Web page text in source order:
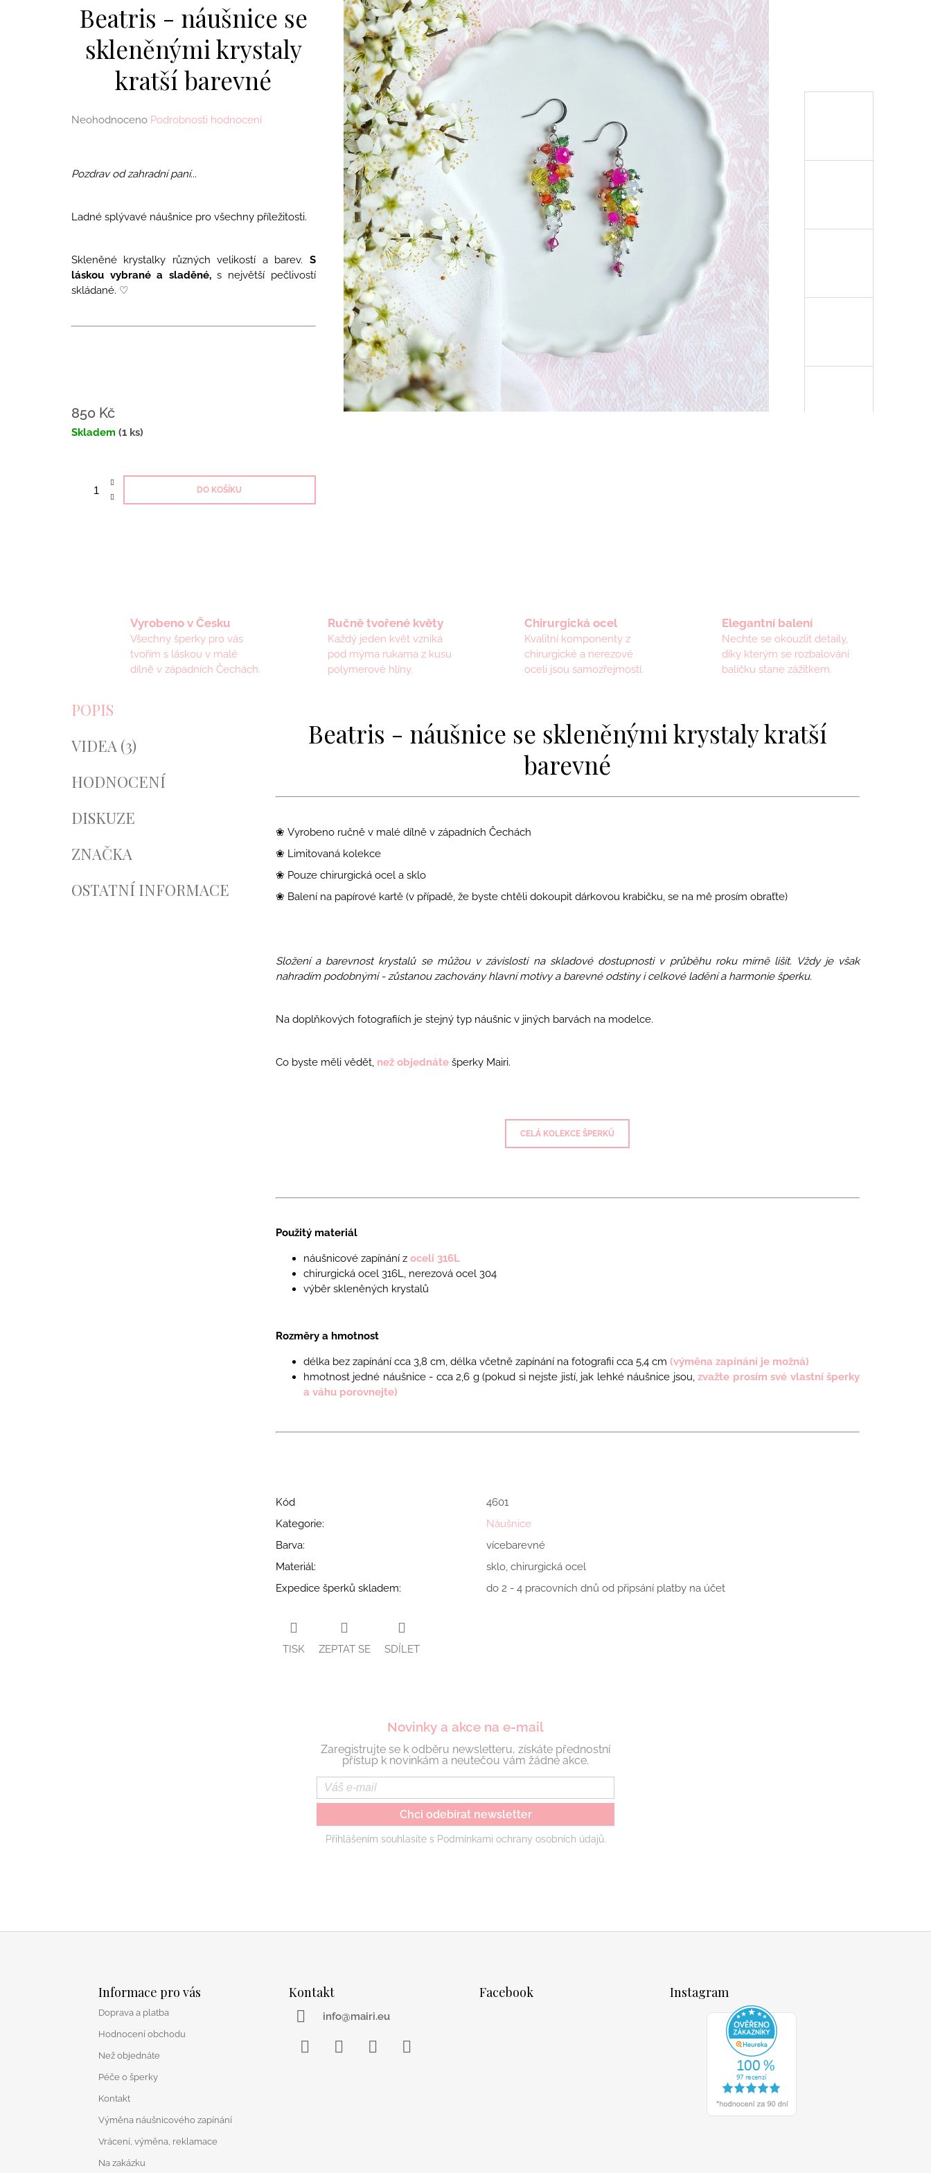
Beatris - náušnice se
skleněnými krystaly
kratší barevné
Průměrné
0,0
5
hvězdiček.
Neohodnoceno Podrobnosti hodnocení
Pozdrav od zahradní paní...
Ladné splývavé náušnice pro všechny příležitosti.
Skleněné krystalky různých velikostí a barev. S
láskou vybrané a sladěné,s největší pečlivostí
skládané. ♡
850 Kč
Měrná
Skladem (1 ks)
DO KOŠÍKU
Vyrobeno v Česku
Všechny šperky pro vás
tvořím s láskou v malé
dílně v západních Čechách.
Ručně tvořené květy
Každý jeden květ vzniká
pod mýma rukama z kusu
polymerové hlíny.
Chirurgická ocel
Kvalitní komponenty z
chirurgické a nerezové
oceli jsou samozřejmostí.
Elegantní balení
Nechte se okouzlit detaily,
díky kterým se rozbalování
balíčku stane zážitkem.
POPIS
VIDEA (3)
HODNOCENÍ
DISKUZE
ZNAČKA
OSTATNÍ INFORMACE
Beatris - náušnice se skleněnými krystaly kratší
barevné
❀ Vyrobeno ručně v malé dílně v západních Čechách
❀ Limitovaná kolekce
❀ Pouze chirurgická ocel a sklo
❀ Balení na papírové kartě (v případě, že byste chtěli dokoupit dárkovou krabičku, se na mě prosím obraťte)
Složení a barevnost krystalů se můžou v závislosti na skladové dostupnosti v průběhu roku mírně lišit. Vždy je však
nahradím podobnými - zůstanou zachovány hlavní motivy a barevné odstíny i celkové ladění a harmonie šperku.
Na doplňkových fotografiích je stejný typ náušnic v jiných barvách na modelce.
Co byste měli vědět, než objednáte šperky Mairi.
CELÁ KOLEKCE ŠPERKŮ
Použitý materiál
náušnicové zapínání z oceli 316L
chirurgická ocel 316L, nerezová ocel 304
výběr skleněných krystalů
Rozměry a hmotnost
délka bez zapínání cca 3,8 cm, délka včetně zapínání na fotografii cca 5,4 cm (výměna zapínání je možná)
hmotnost jedné náušnice - cca 2,6 g (pokud si nejste jistí, jak lehké náušnice jsou, zvažte prosím své vlastní šperky
a váhu porovnejte)
Kód
4601
Kategorie:
Náušnice
Barva:
vícebarevné
Materiál:
sklo, chirurgická ocel
Expedice šperků skladem: do 2 - 4 pracovních dnů od připsání platby na účet
TISK ZEPTAT SE SDÍLET
1 990 Kč
NÁUŠNICE S RŮŽEMI A PIVOŇKAMI
1 990 Kč
VLČÍMI MÁKY
1 790 Kč
Novinky a akce na e-mail
Zaregistrujte se k odběru newsletteru, získáte přednostní
přístup k novinkám a neutečou vám žádné akce.
Chci odebírat newsletter
Přihlášením souhlasíte s Podmínkami ochrany osobních údajů.
Informace pro vás
Doprava a platba
Hodnocení obchodu
Než objednáte
Péče o šperky
Kontakt
Výměna náušnicového zapínání
Vrácení, výměna, reklamace
Na zakázku
Kontakt
info@mairi.eu
Facebook Instagram